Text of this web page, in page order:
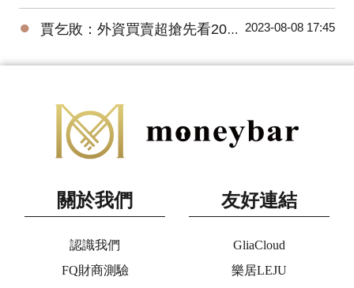
● 賈乞敗：外資買賣超搶先看20230808 2023-08-08 17:45
關於我們
認識我們
FQ財商測驗
友好連結
GliaCloud
樂居LEJU